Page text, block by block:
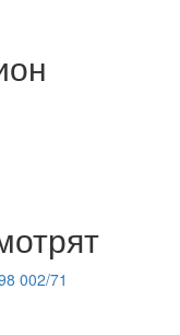
002/71